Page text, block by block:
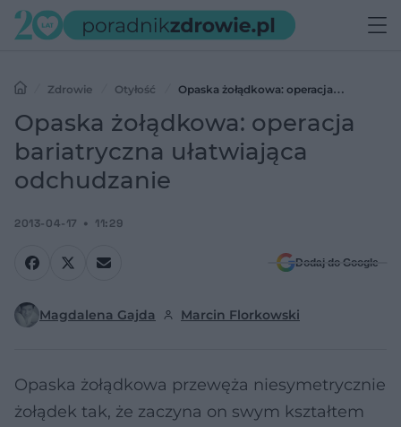
Zdrowie Otyłość
Opaska żołądkowa: operacja
bariatryczna ułatwiająca odchudzanie
Opaska żołądkowa: operacja
bariatryczna ułatwiająca
odchudzanie
2013-04-17 11:29
Dodaj do Google
Magdalena Gajda Marcin Florkowski
Opaska żołądkowa przewęża niesymetrycznie
żołądek tak, że zaczyna on swym kształtem